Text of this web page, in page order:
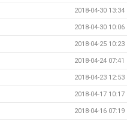
2018-04-30 13:34
2018-04-30 10:06
2018-04-25 10:23
2018-04-24 07:41
2018-04-23 12:53
2018-04-17 10:17
2018-04-16 07:19